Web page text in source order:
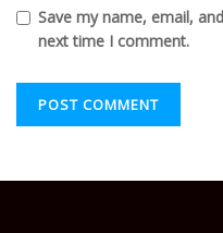
Save my name, email,
next time I comment.